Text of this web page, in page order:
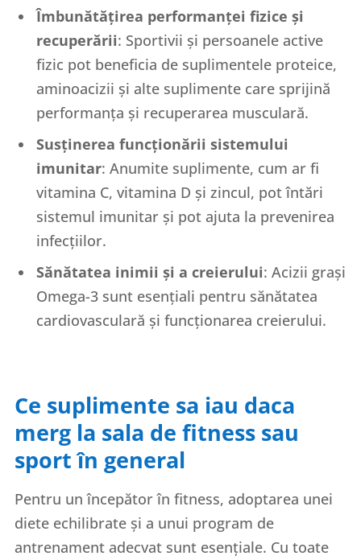
Îmbunătățirea performanței fizice și
recuperării: Sportivii și persoanele active
fizic pot beneficia de suplimentele proteice,
aminoacizii și alte suplimente care sprijină
performanța și recuperarea musculară.
Susținerea funcționării sistemului
imunitar: Anumite suplimente, cum ar fi
vitamina C, vitamina D și zincul, pot întări
sistemul imunitar și pot ajuta la prevenirea
infecțiilor.
Sănătatea inimii și a creierului: Acizii grași
Omega-3 sunt esențiali pentru sănătatea
cardiovasculară și funcționarea creierului.
Ce suplimente sa iau daca
merg la sala de fitness sau
sport în general
Pentru un începător în fitness, adoptarea unei
diete echilibrate și a unui program de
antrenament adecvat sunt esențiale. Cu toate